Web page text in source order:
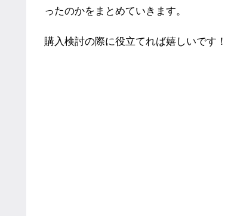
ったのかをまとめていきます。
購入検討の際に役立てれば嬉しいです！